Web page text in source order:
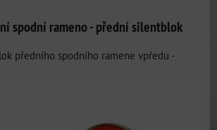
spodní rameno - přední silentblok
předního spodního ramene vpředu -